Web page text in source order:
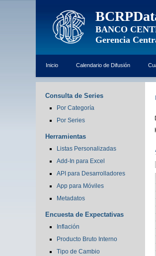
BANCO
Gerencia
Inicio Calendario de Difusión
Consulta de Series
Por Categoría
Por Series
Herramientas
Listas Personalizadas
Add-In para Excel
API para Desarrolladores
App para Móviles
Metadatos
Encuesta de Expectativas
Inflación
Producto Bruto Interno
Tipo de Cambio